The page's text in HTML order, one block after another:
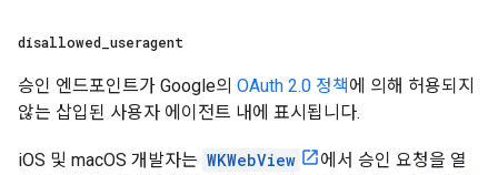
disallowed useragent
승인 엔드포인트가 Google의 OAuth 2.0 정책 에 의해 허용되지
않는 삽입된 사용자 에이전트 내에 표시됩니다.
iOS 및 macOS 개발자는 WKWebView
에서 승인 요청을 열